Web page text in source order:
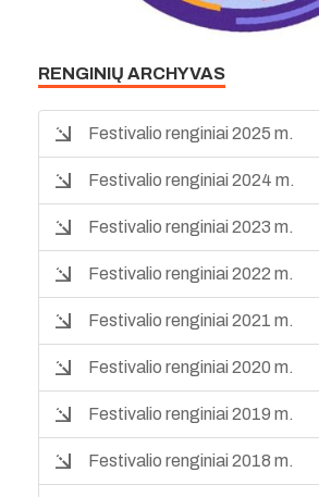
RENGINIŲ ARCHYVAS
Festivalio renginiai 2025 m.
Festivalio renginiai 2024 m.
Festivalio renginiai 2023 m.
Festivalio renginiai 2022 m.
Festivalio renginiai 2021 m.
Festivalio renginiai 2020 m.
Festivalio renginiai 2019 m.
Festivalio renginiai 2018 m.